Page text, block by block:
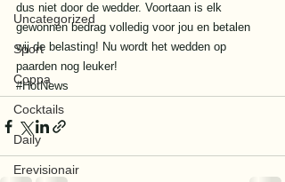
Uncategorized
Sport
Coppa
Cocktails
Daily
Erevisionair
dus niet door de wedder. Voortaan is elk
gewonnen bedrag volledig voor jou en betalen
wij de belasting! Nu wordt het wedden op
paarden nog leuker!
#HotNews